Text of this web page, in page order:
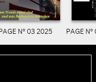
PAGE N° 03 2025 PAGE